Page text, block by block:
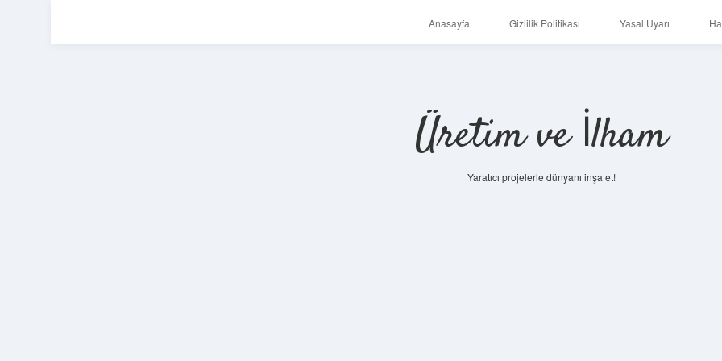
Anasayfa Gizlilik Politikası Yasal Uyarı
Üretim ve İlham
Yaratıcı projelerle dünyanı inşa et!